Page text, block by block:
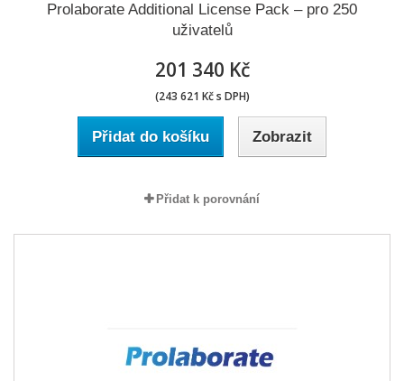
Prolaborate Additional License Pack – pro 250
uživatelů
201 340 Kč
(243 621 Kč s DPH)
Přidat do košíku Zobrazit
Přidat k porovnání